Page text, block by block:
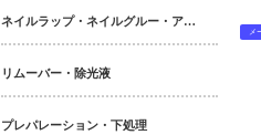
ネイルラップ・ネイルグルー・アクティベーター・フィラー
リムーバー・除光液
プレパレーション・下処理
メ